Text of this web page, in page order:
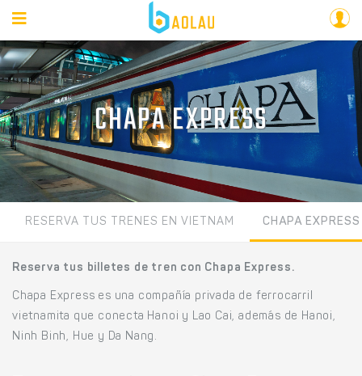
CHAPA EXPRESS
RESERVA TUS TRENES EN VIETNAM CHAPA EXPRESS
Reserva tus billetes de tren con Chapa Express.
Chapa Express es una compañía privada de ferrocarril
vietnamita que conecta Hanoi y Lao Cai, además de Hanoi,
Ninh Binh, Hue y Da Nang.